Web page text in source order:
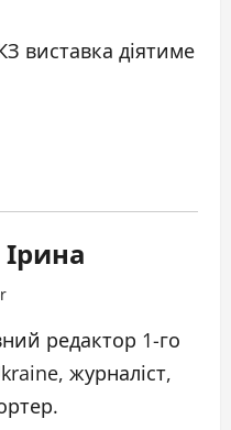
виставка діятиме
редактор 1-го
журналіст,